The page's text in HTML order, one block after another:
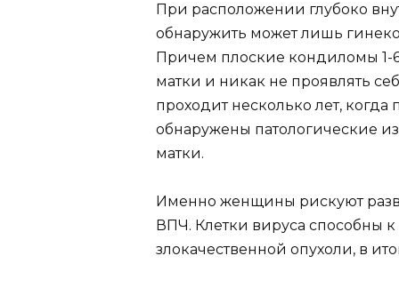
При расположении глубоко
обнаружить может лишь
Причем плоские кондиломы 1-
матки и никак не проявлять
проходит несколько лет,
обнаружены патологические
матки.
Именно женщины рискуют
ВПЧ. Клетки вируса способны
злокачественной опухоли, в